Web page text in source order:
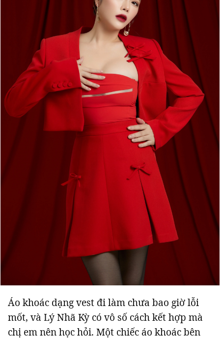
Áo khoác dạng vest đi làm chưa bao giờ lỗi
mốt, và Lý Nhã Kỳ có vô số cách kết hợp mà
chị em nên học hỏi. Một chiếc áo khoác bên